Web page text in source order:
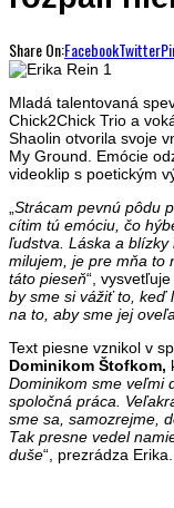
Share On:FacebookTwitter
Mladá talentovaná
Chick2Chick Trio a
Shaolin otvorila svoje
My Ground. Emócie
videoklip s poetickým
Strácam pevnú pôdu
cítim tú emóciu, čo
ľudstva. Láska a blízky
milujem, je pre mňa to
táto pieseň“,
by sme si vážiť to, keď
na to, aby sme jej
Text piesne vznikol v
Dominikom Štofkom,
Dominikom sme veľmi
spoločná práca.
sme sa, samozrejme,
Tak presne vedel
duše“, prezrádza Erika.